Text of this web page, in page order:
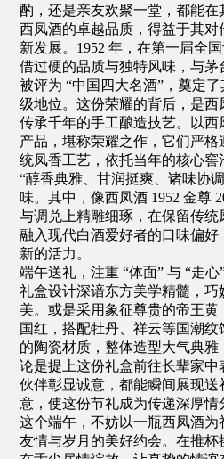
酌，还是亲友欢聚一堂，都能在
西凤酒的卓越品质，得益于其对
新发展。1952 年，在第一届全
借过硬的品质与独特风味，与茅
被评为 “中国四大名酒”，奠定
级地位。这份荣耀的背后，是
传承千年的手工酿造技艺。以西
产品，堪称荣耀之作，它们严格
统凤香工艺，依托当年的核心窖
“醇香典雅、甘润挺爽、诸味协
味。其中，像西凤酒 1952 金尊
与调兑上精雕细琢，在保留传
融入现代白酒爱好者的口味偏
新的活力。
端午送礼，注重 “体面” 与 “走
礼盒设计深谙东方美学精髓，
美。或是采用象征尊贵的帝王
国红，搭配牡丹、祥云等国潮
的陶瓷材质，整体造型大气典
论是提上这份礼盒前往长辈家
伙伴彰显诚意，都能瞬间展现
意，使这份节礼成为传递深厚情
这个端午，不妨以一瓶西凤酒为
友情与岁月的美好约会。在推